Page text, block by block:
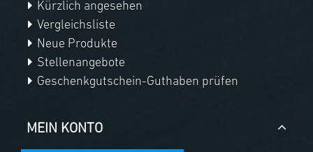
Kürzlich angesehen
Vergleichsliste
Neue Produkte
Stellenangebote
Geschenkgutschein-Guthaben prüfen
MEIN KONTO